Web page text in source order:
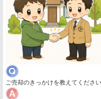
ご売却のきっかけを教えてください